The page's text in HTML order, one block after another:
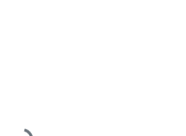
A carregar...